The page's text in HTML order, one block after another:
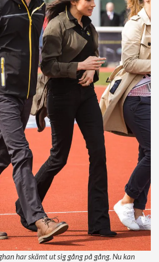
har skämt ut sig gång på gång. Nu kan